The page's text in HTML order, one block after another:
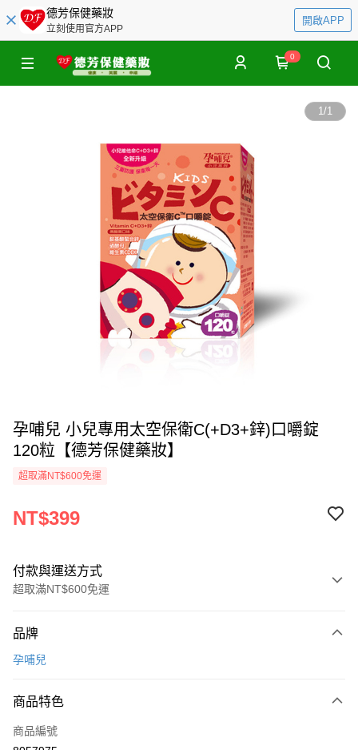
德芳保健藥妝
立刻使用官方APP
開啟APP
0
1/1
孕哺兒 小兒專用太空保衛C(+D3+鋅)口嚼錠
120粒【德芳保健藥妝】
超取滿NT$600免運
NT$399
付款與運送方式
超取滿NT$600免運
信用卡一次付款
LINE Pay
Apple Pay
品牌
孕哺兒
商品特色
商品編號